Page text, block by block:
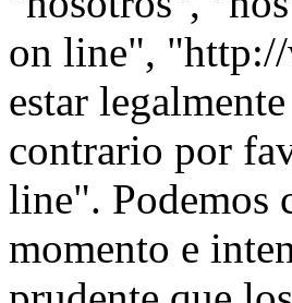
on line",
estar
contrario por
line". Podemos
momento e